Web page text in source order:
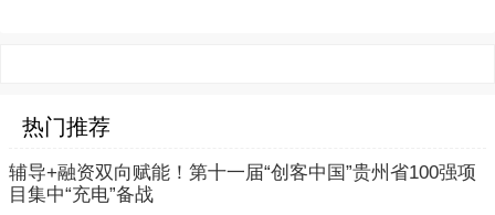
热门推荐
辅导+融资双向赋能！第十一届“创客中国”贵州省100强项
目集中“充电”备战